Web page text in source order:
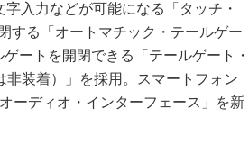
入力などが可能になる「タッチ・
する「オートマチック・テールゲー
ートを開閉できる「テールゲート・
非装着）」を採用。スマートフォン
ーディオ・インターフェース」を新